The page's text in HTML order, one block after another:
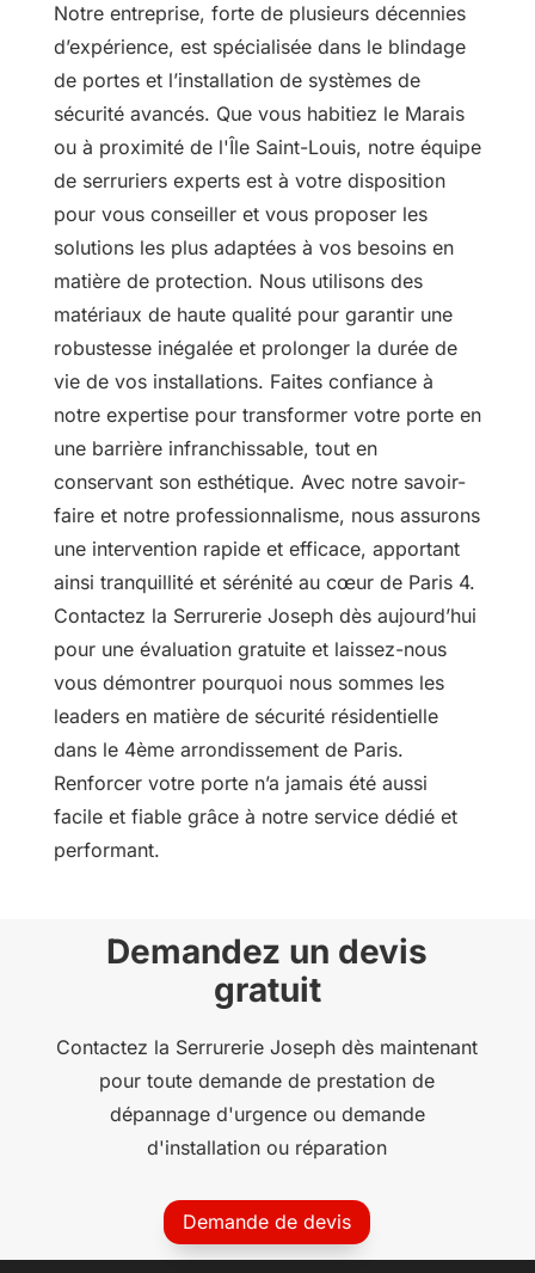
Notre entreprise, forte de plusieurs décennies
d’expérience, est spécialisée dans le blindage
de portes et l’installation de systèmes de
sécurité avancés. Que vous habitiez le Marais
ou à proximité de l'Île Saint-Louis, notre équipe
de serruriers experts est à votre disposition
pour vous conseiller et vous proposer les
solutions les plus adaptées à vos besoins en
matière de protection. Nous utilisons des
matériaux de haute qualité pour garantir une
robustesse inégalée et prolonger la durée de
vie de vos installations. Faites confiance à
notre expertise pour transformer votre porte en
une barrière infranchissable, tout en
conservant son esthétique. Avec notre savoir-
faire et notre professionnalisme, nous assurons
une intervention rapide et efficace, apportant
ainsi tranquillité et sérénité au cœur de Paris 4.
Contactez la Serrurerie Joseph dès aujourd’hui
pour une évaluation gratuite et laissez-nous
vous démontrer pourquoi nous sommes les
leaders en matière de sécurité résidentielle
dans le 4ème arrondissement de Paris.
Renforcer votre porte n’a jamais été aussi
facile et fiable grâce à notre service dédié et
performant.
Demandez un devis
gratuit
Contactez la Serrurerie Joseph dès maintenant
pour toute demande de prestation de
dépannage d'urgence ou demande
d'installation ou réparation
Demande de devis